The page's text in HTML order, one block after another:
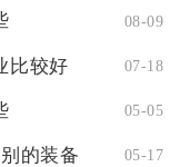
08-09
比较好 07-18
05-05
的装备 05-17